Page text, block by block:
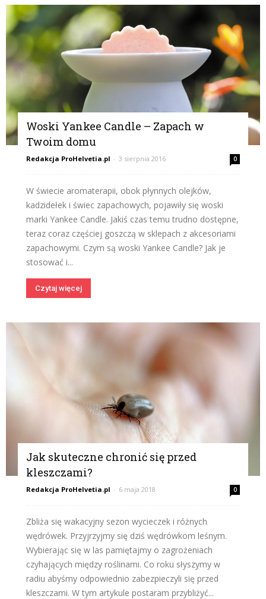
Woski Yankee Candle – Zapach w
Twoim domu
Redakcja ProHelvetia.pl - 3 sierpnia 2016 0
W świecie aromaterapii, obok płynnych olejków,
kadzidełek i świec zapachowych, pojawiły się woski
marki Yankee Candle. Jakiś czas temu trudno dostępne,
teraz coraz częściej goszczą w sklepach z akcesoriami
zapachowymi. Czym są woski Yankee Candle? Jak je
stosować i...
Czytaj więcej
Jak skuteczne chronić się przed
kleszczami?
Redakcja ProHelvetia.pl - 6 maja 2018 0
Zbliża się wakacyjny sezon wycieczek i różnych
wędrówek. Przyjrzyjmy się dziś wędrówkom leśnym.
Wybierając się w las pamiętajmy o zagrożeniach
czyhających między roślinami. Co roku słyszymy w
radiu abyśmy odpowiednio zabezpieczyli się przed
kleszczami. W tym artykule postaram przybliżyć...